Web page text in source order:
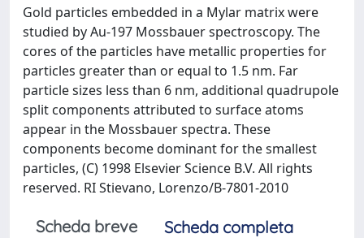
Gold particles embedded in a Mylar matrix were
studied by Au-197 Mossbauer spectroscopy. The
cores of the particles have metallic properties for
particles greater than or equal to 1.5 nm. Far
particle sizes less than 6 nm, additional quadrupole
split components attributed to surface atoms
appear in the Mossbauer spectra. These
components become dominant for the smallest
particles, (C) 1998 Elsevier Science B.V. All rights
reserved. RI Stievano, Lorenzo/B-7801-2010
Scheda breve
Scheda completa